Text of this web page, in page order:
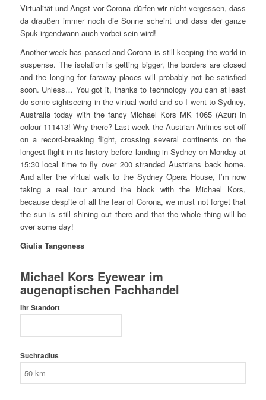
Virtualität und Angst vor Corona dürfen wir nicht vergessen, dass
da draußen immer noch die Sonne scheint und dass der ganze
Spuk irgendwann auch vorbei sein wird!
Another week has passed and Corona is still keeping the world in
suspense. The isolation is getting bigger, the borders are closed
and the longing for faraway places will probably not be satisfied
soon. Unless… You got it, thanks to technology you can at least
do some sightseeing in the virtual world and so I went to Sydney,
Australia today with the fancy Michael Kors MK 1065 (Azur) in
colour 111413! Why there? Last week the Austrian Airlines set off
on a record-breaking flight, crossing several continents on the
longest flight in its history before landing in Sydney on Monday at
15:30 local time to fly over 200 stranded Austrians back home.
And after the virtual walk to the Sydney Opera House, I’m now
taking a real tour around the block with the Michael Kors,
because despite of all the fear of Corona, we must not forget that
the sun is still shining out there and that the whole thing will be
over some day!
Giulia Tangoness
Michael Kors Eyewear im
augenoptischen Fachhandel
Ihr Standort
Suchradius